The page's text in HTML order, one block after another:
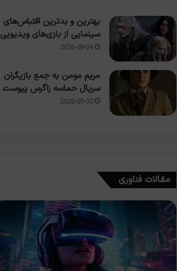
بهترین و بدترین اقتباس‌های
سینمایی از بازی‌های ویدیویی
2026-08-04
مریم مومن به جمع بازیگران
سریال حماسه زاگرس پیوست
2026-08-02
مقالات فناوری